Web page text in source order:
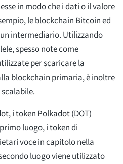
in modo che i dati o il valore
le blockchain Bitcoin ed
intermediario. Utilizzando
spesso note come
per scaricare la
blockchain primaria, è inoltre
i token Polkadot (DOT)
luogo, i token di
voce in capitolo nella
luogo viene utilizzato